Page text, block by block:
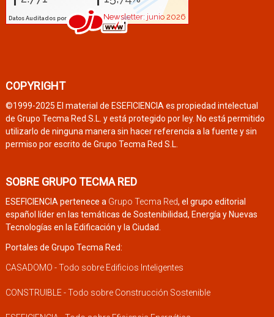
COPYRIGHT
©1999-2025 El material de ESEFICIENCIA es propiedad intelectual
de Grupo Tecma Red S.L. y está protegido por ley. No está permitido
utilizarlo de ninguna manera sin hacer referencia a la fuente y sin
permiso por escrito de Grupo Tecma Red S.L.
SOBRE GRUPO TECMA RED
ESEFICIENCIA pertenece a Grupo Tecma Red, el grupo editorial
español líder en las temáticas de Sostenibilidad, Energía y Nuevas
Tecnologías en la Edificación y la Ciudad.
Portales de Grupo Tecma Red:
CASADOMO - Todo sobre Edificios Inteligentes
CONSTRUIBLE - Todo sobre Construcción Sostenible